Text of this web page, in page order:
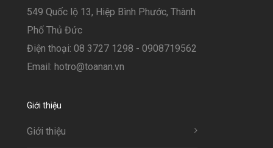
549 Quốc lộ 13, Hiệp Bình Phước, Thành
Phố Thủ Đức
Điện thoại: 08 3727 1298 - 0908719562
Email: hotro@toanan.vn
Giới thiệu
Giới thiệu